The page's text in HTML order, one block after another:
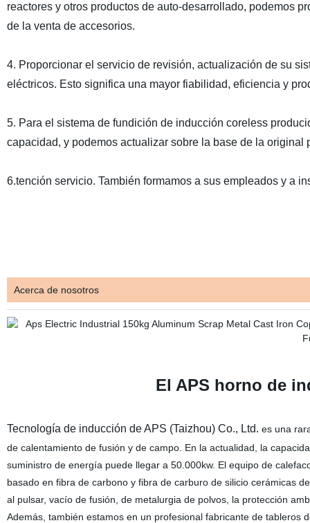
reactores y otros productos de auto-desarrollado, podemos
de la venta de accesorios.
4. Proporcionar el servicio de revisión, actualización de su
eléctricos. Esto significa una mayor fiabilidad, eficiencia y
5. Para el sistema de fundición de inducción coreless
capacidad, y podemos actualizar sobre la base de la
6.tención servicio. También formamos a sus empleados y a
Acerca de nosotros
El APS horno de
Tecnología de inducción de APS (Taizhou) Co., Ltd. es una
de calentamiento de fusión y de campo. En la actualidad, la
suministro de energía puede llegar a 50.000kw. El equipo de
basado en fibra de carbono y fibra de carburo de silicio cerámicas
al pulsar, vacío de fusión, de metalurgia de polvos, la protección
Además, también estamos en un profesional fabricante de tableros